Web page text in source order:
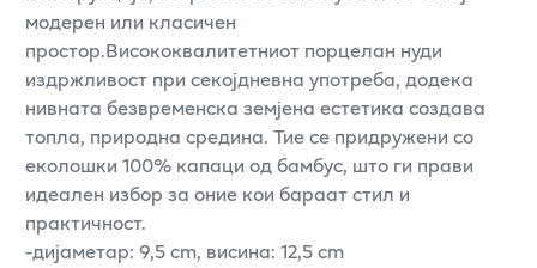
модерен или класичен
простор.Висококвалитетниот порцелан нуди
издржливост при секојдневна употреба, додека
нивната безвременска земјена естетика создава
топла, природна средина. Тие се придружени со
еколошки 100% капаци од бамбус, што ги прави
идеален избор за оние кои бараат стил и
практичност.
-дијаметар: 9,5 cm, висина: 12,5 cm